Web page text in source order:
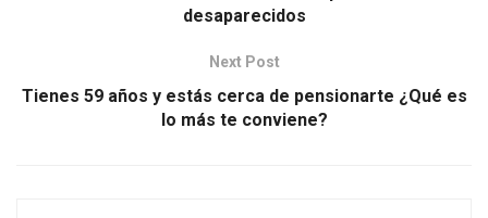
desaparecidos
Next Post
Tienes 59 años y estás cerca de pensionarte ¿Qué es
lo más te conviene?